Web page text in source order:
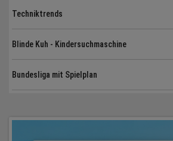
Techniktrends
Blinde Kuh - Kindersuchmaschine
Bundesliga mit Spielplan